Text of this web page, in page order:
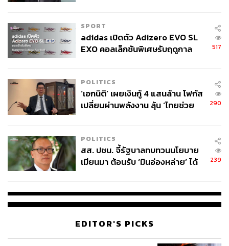
SPORT
adidas เปิดตัว Adizero EVO SL
EXO คอลเล็กชันพิเศษรับฤดูกาล
517
POLITICS
‘เอกนิติ’ เผยเงินกู้ 4 แสนล้าน โฟกัส
เปลี่ยนผ่านพลังงาน ลุ้น ‘ไทยช่วย
290
POLITICS
สส. ปชน. จี้รัฐบาลทบทวนนโยบาย
เมียนมา ต้อนรับ ‘มินอ่องหล่าย’ ได้
239
EDITOR'S PICKS